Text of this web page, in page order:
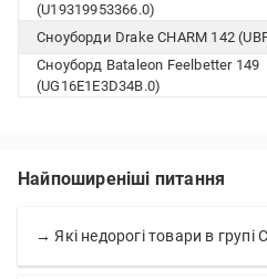
(U19319953366.0)
Сноуборди Drake CHARM 142
Сноуборд Bataleon Feelbetter 149
(UG16E1E3D34B.0)
Найпоширеніші питання
→ Які недорогі товари в групі